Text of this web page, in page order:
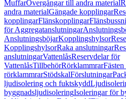
MuffarÖvergångar till andra material
andra materialGängade kopplingar
kopplingarFlänskopplingar
för Aggregatanslutningar
AnslutningsböjarKopplingshylsor
KopplingshylsorRaka anslutningar
anslutningarVattenlåsReservdelar för
VattenlåsTillbehörRörklammrar
rörklammrarStödskalFörslutningar
ljudisolering och fuktskydd
byggnadsljudisoleringIsoleringar för